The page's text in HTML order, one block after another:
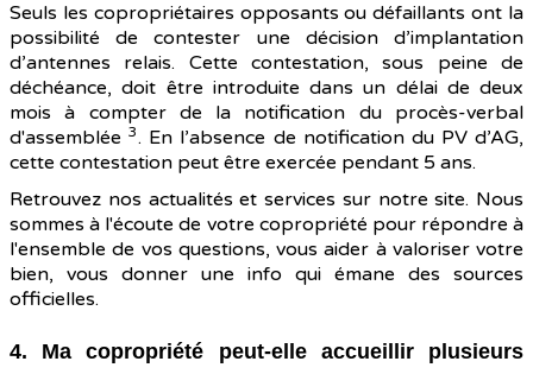
Seuls les copropriétaires opposants ou défaillants ont la
possibilité de contester une décision d’implantation
d’antennes relais. Cette contestation, sous peine de
déchéance, doit être introduite dans un délai de deux
mois à compter de la notification du procès-verbal
d'assemblée3. En l’absence de notification du PV d’AG,
cette contestation peut être exercée pendant 5 ans.
Retrouvez nos actualités et services sur notre site. Nous
sommes à l'écoute de votre copropriété pour répondre à
l'ensemble de vos questions, vous aider à valoriser votre
bien, vous donner une info qui émane des sources
officielles.
4. Ma copropriété peut-elle accueillir plusieurs